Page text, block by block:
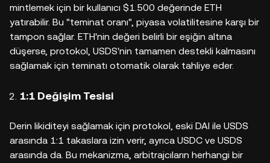
mintlemek için bir kullanıcı $1.500 değerinde ETH
yatırabilir. Bu "teminat oranı", piyasa volatilitesine karşı bir
tampon sağlar. ETH'nin değeri belirli bir eşiğin altına
düşerse, protokol, USDS'nin tamamen destekli kalmasını
sağlamak için teminatı otomatik olarak tahliye eder.
1:1 Değişim Tesisi
Derin likiditeyi sağlamak için protokol, eski DAI ile USDS
arasında 1:1 takaslara izin verir, ayrıca USDC ve USDS
arasında da. Bu mekanizma, arbitrajcıların herhangi bir